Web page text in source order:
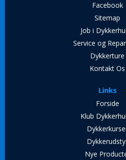
Facebook
Sitemap
Job i
Service og
Dykkerture
Kontakt Os
Links
Forside
Klub
Nye